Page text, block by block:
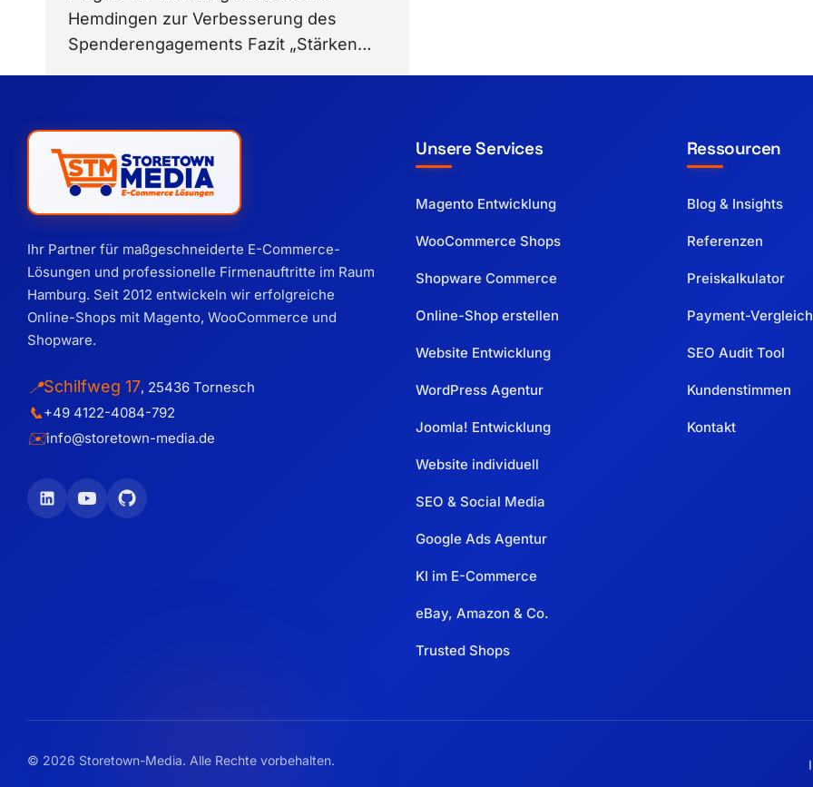
Hemdingen zur Verbesserung des
Spenderengagements Fazit „Stärken…
Ihr Partner für maßgeschneiderte E-Commerce-
Lösungen und professionelle Firmenauftritte im Raum
Hamburg. Seit 2012 entwickeln wir erfolgreiche
Online-Shops mit Magento, WooCommerce und
Shopware.
📍Schilfweg 17, 25436 Tornesch
📞+49 4122-4084-792
✉️info@storetown-media.de
Unsere Services
Magento Entwicklung
WooCommerce Shops
Shopware Commerce
Online-Shop erstellen
Website Entwicklung
WordPress Agentur
Joomla! Entwicklung
Website individuell
SEO & Social Media
Google Ads Agentur
KI im E-Commerce
eBay, Amazon & Co.
Trusted Shops
Ressourcen
Blog & Insights
Referenzen
Preiskalkulator
Payment-
SEO Audit Tool
Kundenstimmen
Kontakt
© 2026 Storetown-Media. Alle Rechte vorbehalten.